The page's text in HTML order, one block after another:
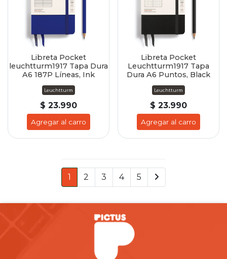
Libreta Pocket
leuchtturm1917 Tapa Dura
A6 187P Líneas, Ink
Leuchtturm
$ 23.990
Agregar al carro
Libreta Pocket
Leuchtturm1917 Tapa
Dura A6 Puntos, Black
Leuchtturm
$ 23.990
Agregar al carro
1 2 3 4 5